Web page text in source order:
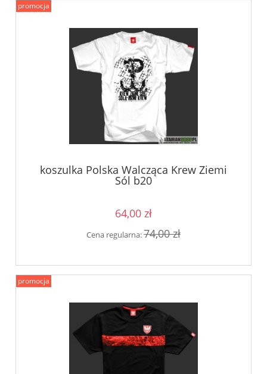
koszulka Polska Walcząca Krew Ziemi
Sól b20
64,00 zł
Cena regularna:74,00 zł
promocja
promocja